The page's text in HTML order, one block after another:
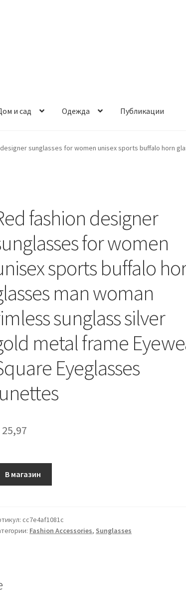
и сад Одежда Публикации
sunglasses for women unisex sports buffalo horn
fashion designer
for women
sports buffalo
man woman
sunglass silver
metal frame
Eyeglasses
25,97
В магазин
cc7e4af1081c
Fashion Accessories, Sunglasses